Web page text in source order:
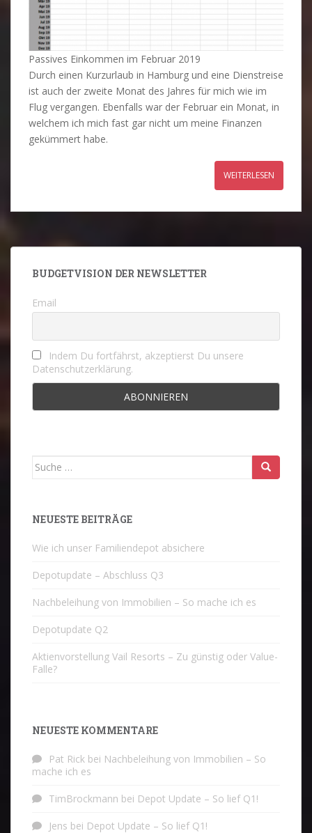
Passives Einkommen im Februar 2019
Durch einen Kurzurlaub in Hamburg und eine Dienstreise
ist auch der zweite Monat des Jahres für mich wie im
Flug vergangen. Ebenfalls war der Februar ein Monat, in
welchem ich mich fast gar nicht um meine Finanzen
gekümmert habe.
WEITERLESEN
BUDGETVISION DER NEWSLETTER
Email
Indem Du fortfährst, akzeptierst Du unsere
Datenschutzerklärung.
Suche
NEUESTE BEITRÄGE
Wie ich unser Familiendepot absichere
Depotupdate – Abschluss Q3
Nachbeleihung von Immobilien – So mache ich es
Depotupdate Q2
Aktienvorstellung Vail Resorts – Zu günstig oder Value-
Falle?
NEUESTE KOMMENTARE
Pat Rick bei Nachbeleihung von Immobilien – So
mache ich es
TimBrockmann bei Depot Update – So lief Q1!
Jens bei Depot Update – So lief Q1!